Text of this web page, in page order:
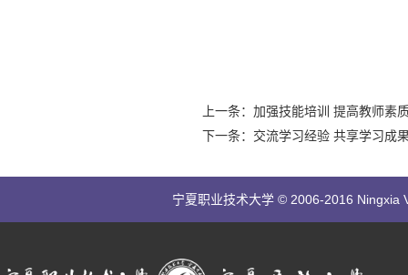
上一条：加强技能培训 提高教师
下一条：交流学习经验 共享学习
宁夏职业技术大学 © 2006-2016 Ningxia